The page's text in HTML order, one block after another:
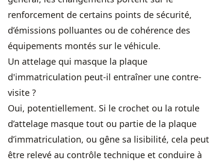
renforcement de certains points de sécurité,
d’émissions polluantes ou de cohérence des
équipements montés sur le véhicule.
Un attelage qui masque la plaque
d'immatriculation peut-il entraîner une contre-
visite ?
Oui, potentiellement. Si le crochet ou la rotule
d’attelage masque tout ou partie de la plaque
d’immatriculation, ou gêne sa lisibilité, cela peut
être relevé au contrôle technique et conduire à